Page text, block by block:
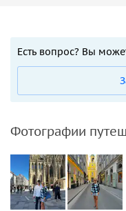
Есть вопрос? Вы
Фотографии